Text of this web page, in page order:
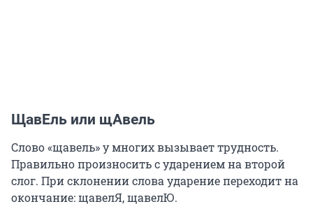
ЩавЕль или щАвель
Слово «щавель» у многих вызывает трудность.
Правильно произносить с ударением на второй
слог. При склонении слова ударение переходит на
окончание: щавелЯ, щавелЮ.